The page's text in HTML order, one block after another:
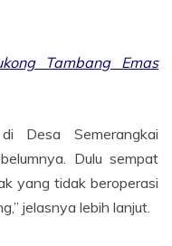
Tambang Emas
Desa Semerangkai
Dulu sempat
yang tidak beroperasi
jelasnya lebih lanjut.